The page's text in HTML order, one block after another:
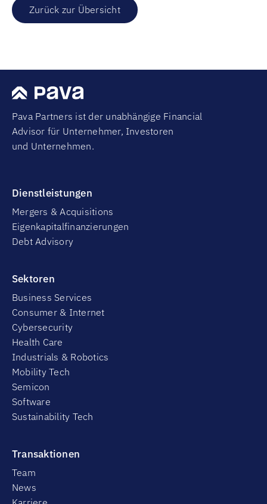
Zurück zur Übersicht
Pava Partners ist der unabhängige Financial
Advisor für Unternehmer, Investoren
und Unternehmen.
Dienstleistungen
Mergers & Acquisitions
Eigenkapitalfinanzierungen
Debt Advisory
Sektoren
Business Services
Consumer & Internet
Cybersecurity
Health Care
Industrials & Robotics
Mobility Tech
Semicon
Software
Sustainability Tech
Transaktionen
Team
News